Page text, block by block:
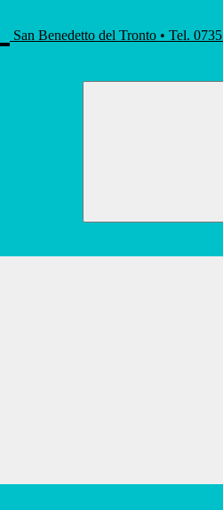
San Benedetto del Tronto • Tel.